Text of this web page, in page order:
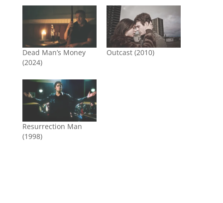
Dead Man’s Money
(2024)
Outcast (2010)
Resurrection Man
(1998)